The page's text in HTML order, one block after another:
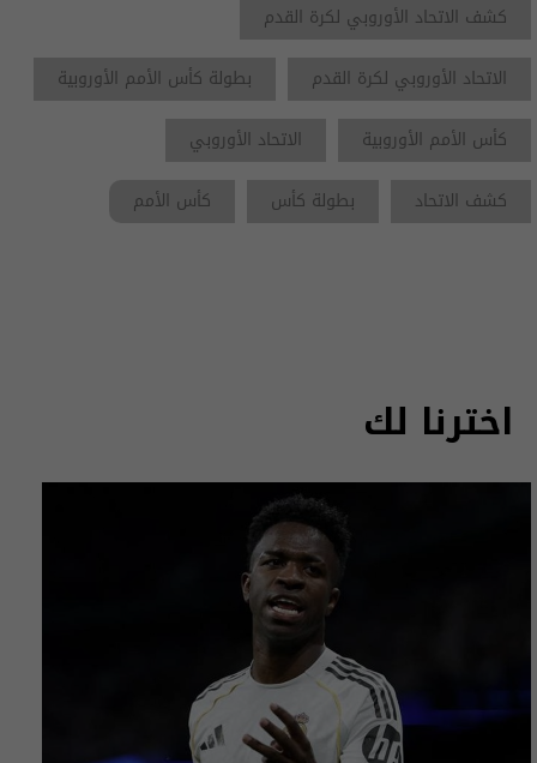
كشف الاتحاد الأوروبي لكرة القدم
الاتحاد الأوروبي لكرة القدم
بطولة كأس الأمم الأوروبية
كأس الأمم الأوروبية
الاتحاد الأوروبي
كشف الاتحاد
بطولة كأس كأس الأمم
اخترنا لك